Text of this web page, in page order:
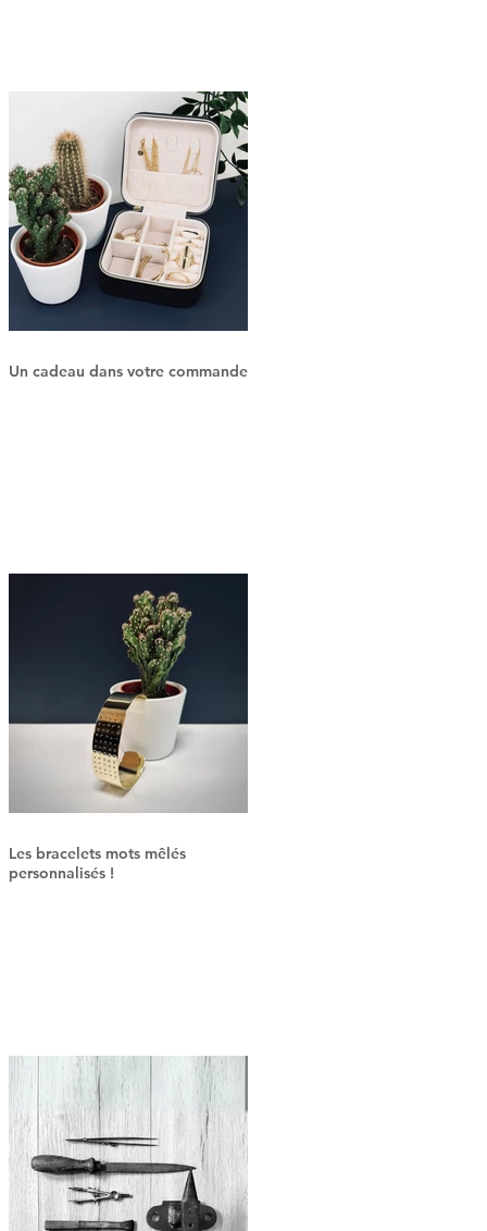
Un cadeau dans votre commande
Les bracelets mots mêlés
personnalisés !